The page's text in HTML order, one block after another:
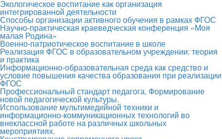
Экологическое воспитание как организация
интегрированной деятельности
Способы организации активного обучения в рамках ФГОС
Научно-практическая краеведческая конференция «Моя
малая Родина»
Военно-патриотическое воспитание в школе
Реализация ФГОС в образовательном учреждении: теория
и практика
Информационно-образовательная среда как средство и
условие повышения качества образования при реализации
ФГОС
Профессиональный стандарт педагога. Формирование
новой педагогической культуры.
Использование мультимедийной техники и
информационно-коммуникационных технологий во
внеклассной работе на различных школьных
мероприятиях.